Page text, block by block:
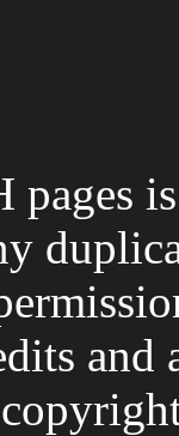
pages
and